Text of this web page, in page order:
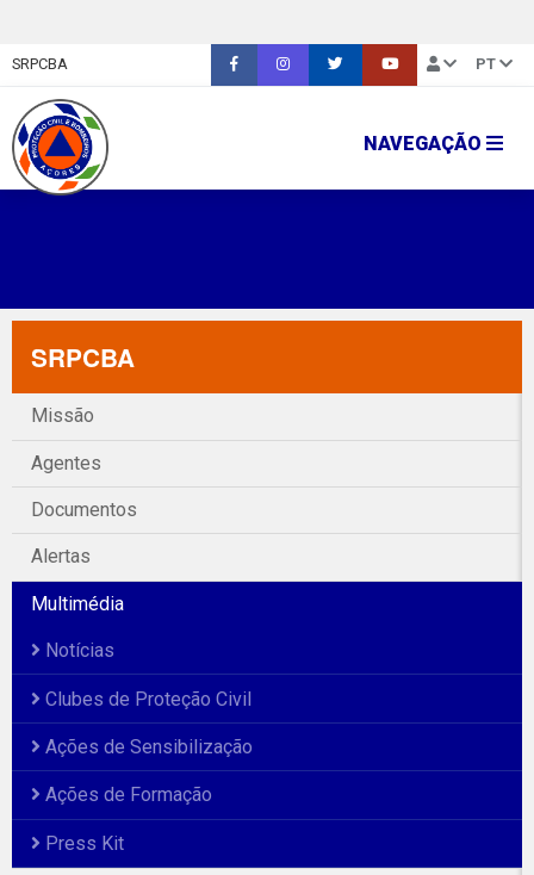
SRPCBA PT
NAVEGAÇÃO
SRPCBA
Missão
Agentes
Documentos
Alertas
Multimédia
Notícias
Clubes de Proteção Civil
Ações de Sensibilização
Ações de Formação
Press Kit